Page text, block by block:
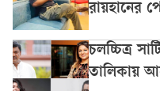
রায়হানের
চলচ্চিত্র
তালিকায়